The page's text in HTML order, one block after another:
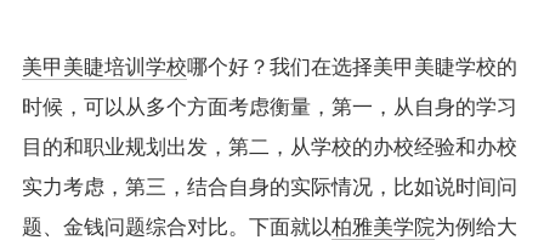
美甲美睫培训学校哪个好？我们在选择美甲美睫学校的
时候，可以从多个方面考虑衡量，第一，从自身的学习
目的和职业规划出发，第二，从学校的办校经验和办校
实力考虑，第三，结合自身的实际情况，比如说时间问
题、金钱问题综合对比。下面就以柏雅美学院为例给大